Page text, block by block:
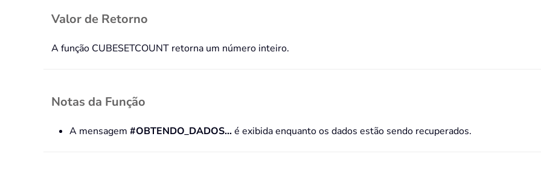
Valor de Retorno
A função CUBESETCOUNT retorna um número inteiro.
Notas da Função
A mensagem #OBTENDO_DADOS… é exibida enquanto os dados estão sendo recuperados.